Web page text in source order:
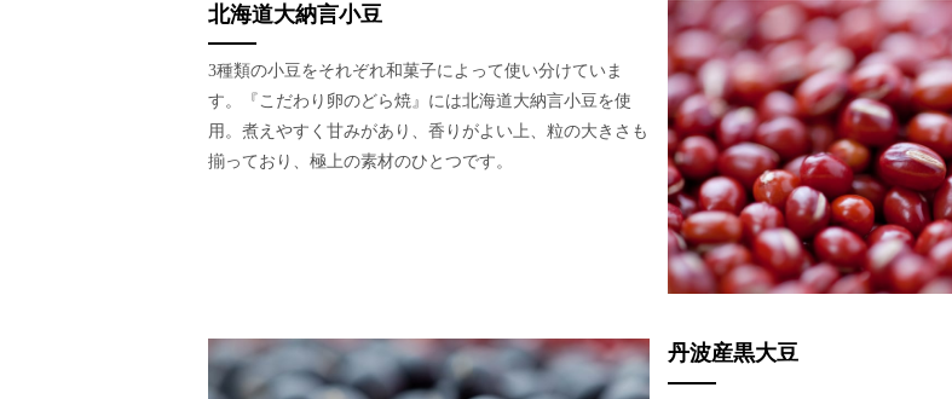
北海道大納言小豆
3種類の小豆をそれぞれ和菓子によって使い分けていま
す。『こだわり卵のどら焼』には北海道大納言小豆を使
用。煮えやすく甘みがあり、香りがよい上、粒の大きさも
揃っており、極上の素材のひとつです。
丹波産黒大豆